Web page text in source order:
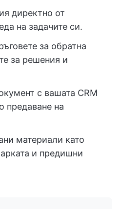
директно от
на задачите си.
за обратна
за решения и
с вашата CRM
предаване на
материали като
и предишни